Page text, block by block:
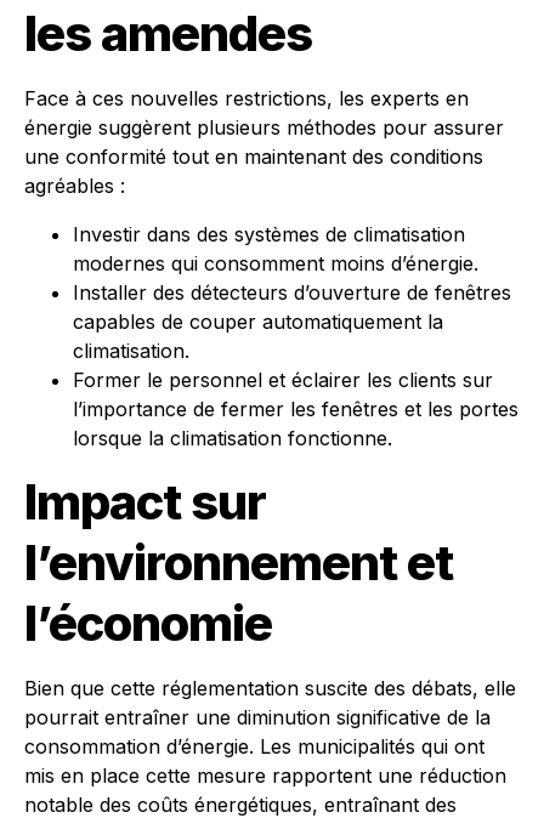
les amendes
Face à ces nouvelles restrictions, les experts en
énergie suggèrent plusieurs méthodes pour assurer
une conformité tout en maintenant des conditions
agréables :
Investir dans des systèmes de climatisation
modernes qui consomment moins d’énergie.
Installer des détecteurs d’ouverture de fenêtres
capables de couper automatiquement la
climatisation.
Former le personnel et éclairer les clients sur
l’importance de fermer les fenêtres et les portes
lorsque la climatisation fonctionne.
Impact sur
l’environnement et
l’économie
Bien que cette réglementation suscite des débats, elle
pourrait entraîner une diminution significative de la
consommation d’énergie. Les municipalités qui ont
mis en place cette mesure rapportent une réduction
notable des coûts énergétiques, entraînant des